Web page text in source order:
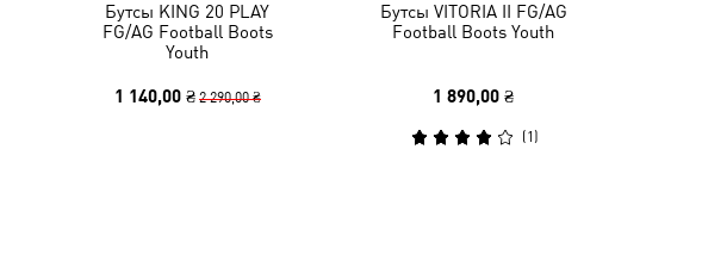
Бутсы KING 20 PLAY
FG/AG Football Boots
Youth
1 140,00 ₴ 2 290,00 ₴
Бутсы VITORIA II FG/AG
Football Boots Youth
1 890,00 ₴
(1 )